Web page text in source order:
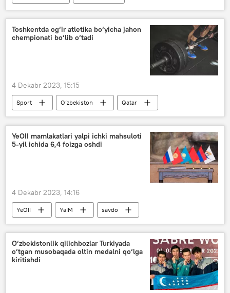
Shanxay hamkorlik tashkiloti (ShHT)
Rossiya
Tojikiston
Turkmaniston
Qirg‘iziston
yuk
Toshkentda og‘ir atletika bo‘yicha jahon
chempionati bo‘lib o‘tadi
4 Dekabr 2023, 15:15
Sport O‘zbekiston
Qatar
Og‘ir atletika
YeOII mamlakatlari yalpi ichki mahsuloti
5-yil ichida 6,4 foizga oshdi
4 Dekabr 2023, 14:16
YeOII YaIM
savdo
O‘zbekiston va YeOII
Iqtisod
O‘zbekistonlik qilichbozlar Turkiyada
o‘tgan musobaqada oltin medalni qo‘lga
kiritishdi